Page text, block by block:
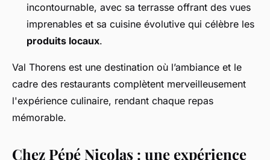
incontournable, avec sa terrasse offrant des vues
imprenables et sa cuisine évolutive qui célèbre les
produits locaux.
Val Thorens est une destination où l’ambiance et le
cadre des restaurants complètent merveilleusement
l'expérience culinaire, rendant chaque repas
mémorable.
Chez Pépé Nicolas : une expérience